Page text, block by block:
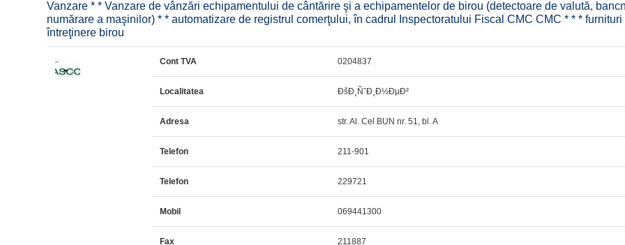
Vanzare * * Vanzare de vânzări echipamentului de cântărire şi a echipamentelor de birou (detectoare de valută,
numărare a maşinilor) * * automatizare de registrul comerţului, în cadrul Inspectoratului Fiscal CMC CMC * * * furnituri
întreţinere birou
Cont TVA 0204837
Localitatea ÐšÐ¸ÑˆÐ¸Ð½ÐµÐ²
Adresa str. Al. Cel BUN nr. 51, bl. A
Telefon 211-901
Telefon 229721
Mobil 069441300
Fax 211887